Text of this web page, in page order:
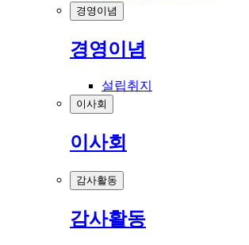
경영이념
경영이념
설립취지
이사회
이사회
감사활동
감사활동